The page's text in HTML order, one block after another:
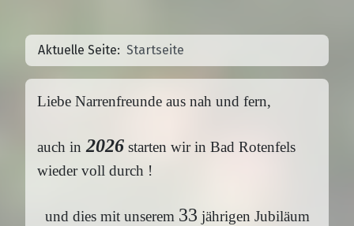
Aktuelle Seite: Startseite
Liebe Narrenfreunde aus nah und fern,
auch in 2026 starten wir in Bad Rotenfels
wieder voll durch !
und dies mit unserem 33 jährigen Jubiläum